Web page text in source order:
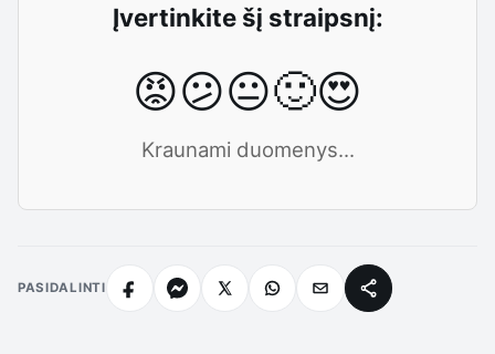
Įvertinkite šį straipsnį:
😡😕😐🙂😍
Kraunami duomenys...
PASIDALINTI